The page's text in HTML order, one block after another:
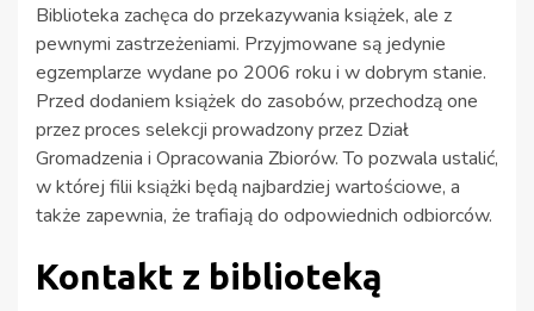
Biblioteka zachęca do przekazywania książek, ale z
pewnymi zastrzeżeniami. Przyjmowane są jedynie
egzemplarze wydane po 2006 roku i w dobrym stanie.
Przed dodaniem książek do zasobów, przechodzą one
przez proces selekcji prowadzony przez Dział
Gromadzenia i Opracowania Zbiorów. To pozwala ustalić,
w której filii książki będą najbardziej wartościowe, a
także zapewnia, że trafiają do odpowiednich odbiorców.
Kontakt z biblioteką